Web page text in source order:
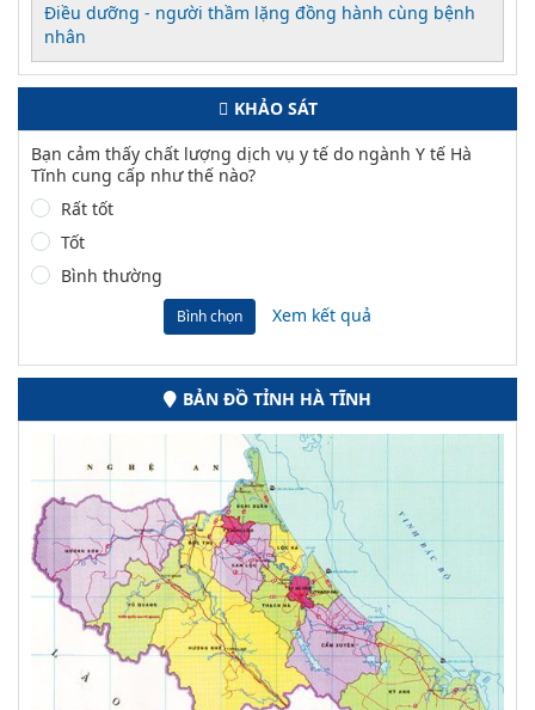
Điều dưỡng - người thầm lặng đồng hành cùng bệnh
nhân
KHẢO SÁT
Bạn cảm thấy chất lượng dịch vụ y tế do ngành Y tế Hà
Tĩnh cung cấp như thế nào?
Rất tốt
Tốt
Bình thường
Bình chọn Xem kết quả
BẢN ĐỒ TỈNH HÀ TĨNH